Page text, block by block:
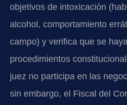
objetivos de intoxicación
alcohol, comportamiento
campo) y verifica que se
procedimientos
juez no participa en las
sin embargo, el Fiscal del